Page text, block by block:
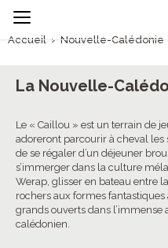
Accueil › Nouvelle-Calédonie
Nouvelle-Calédonie
La Nouvelle-
Le « Caillou » est un terrain de
adoreront parcourir à cheval les
de se régaler d’un déjeuner
s’immerger dans la culture
Werap, glisser en bateau entre
rochers aux formes
grands ouverts dans
calédonien.